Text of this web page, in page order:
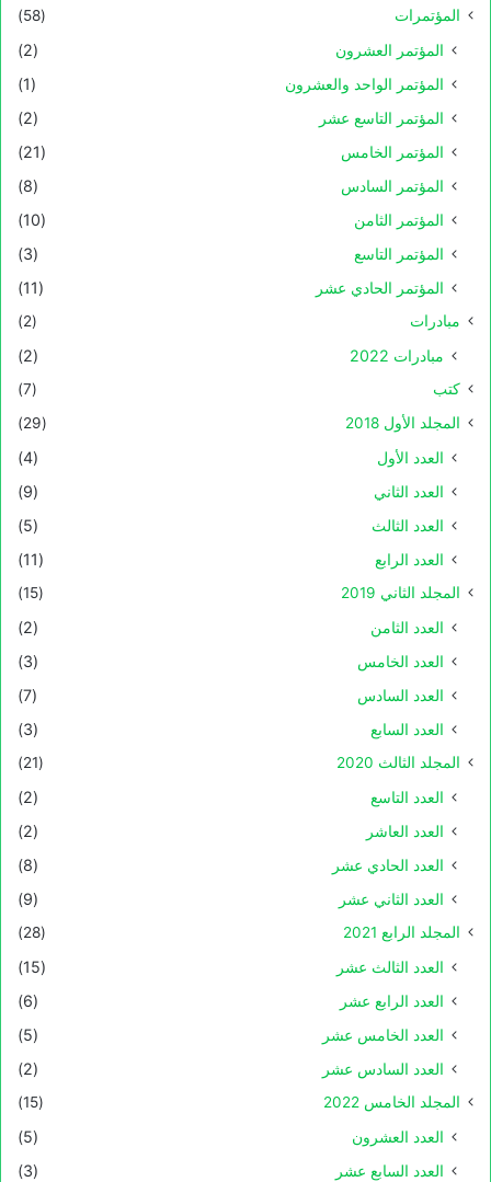
المؤتمرات (58)
المؤتمر العشرون
(2)
المؤتمر الواحد والعشرون
(1)
المؤتمر التاسع عشر
(2)
المؤتمر الخامس
(21)
المؤتمر السادس
(8)
المؤتمر الثامن
(10)
المؤتمر التاسع
(3)
المؤتمر الحادي عشر
(11)
مبادرات (2)
مبادرات 2022 (2)
كتب
(7)
المجلد الأول 2018
(29)
العدد الأول
(4)
العدد الثاني
(9)
العدد الثالث
(5)
العدد الرابع
(11)
المجلد الثاني 2019 (15)
العدد الثامن
(2)
العدد الخامس
(3)
العدد السادس
(7)
العدد السابع
(3)
المجلد الثالث 2020 (21)
العدد التاسع
(2)
العدد العاشر
(2)
العدد الحادي عشر
(8)
العدد الثاني عشر
(9)
المجلد الرابع 2021 (28)
العدد الثالث عشر
(15)
العدد الرابع عشر
(6)
العدد الخامس عشر
(5)
العدد السادس عشر
(2)
المجلد الخامس 2022 (15)
العدد العشرون
(5)
العدد السابع عشر
(3)